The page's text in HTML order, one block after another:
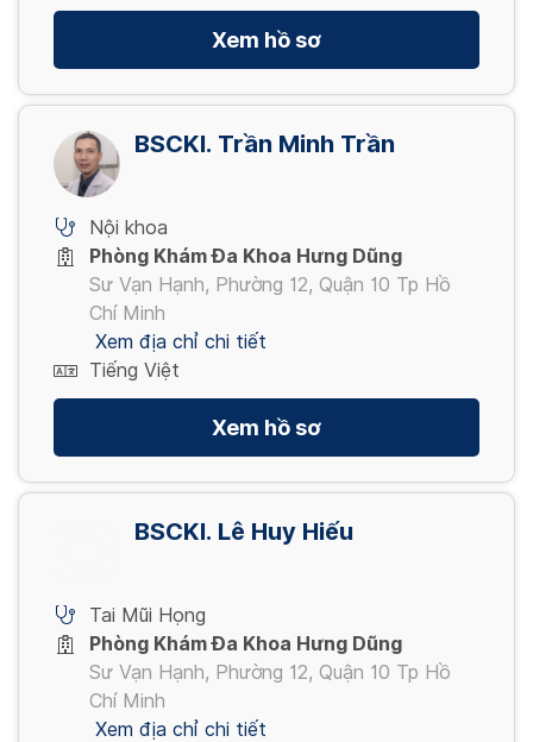
Xem hồ sơ
BSCKI. Trần Minh Trần
Nội khoa
Phòng Khám Đa Khoa Hưng Dũng
Sư Vạn Hạnh, Phường 12, Quận 10 Tp Hồ
Chí Minh
Xem địa chỉ chi tiết
Tiếng Việt
Xem hồ sơ
BSCKI. Lê Huy Hiếu
Tai Mũi Họng
Phòng Khám Đa Khoa Hưng Dũng
Sư Vạn Hạnh, Phường 12, Quận 10 Tp Hồ
Chí Minh
Xem địa chỉ chi tiết